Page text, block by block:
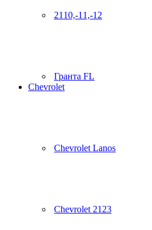
2110,-11,-12
Гранта FL
Chevrolet
Chevrolet Lanos
Chevrolet 2123